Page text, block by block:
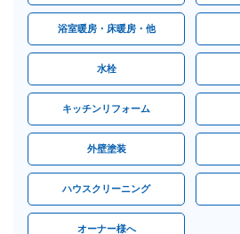
浴室暖房・床暖房・他
水栓
キッチンリフォーム
外壁塗装
ハウスクリーニング
オーナー様へ